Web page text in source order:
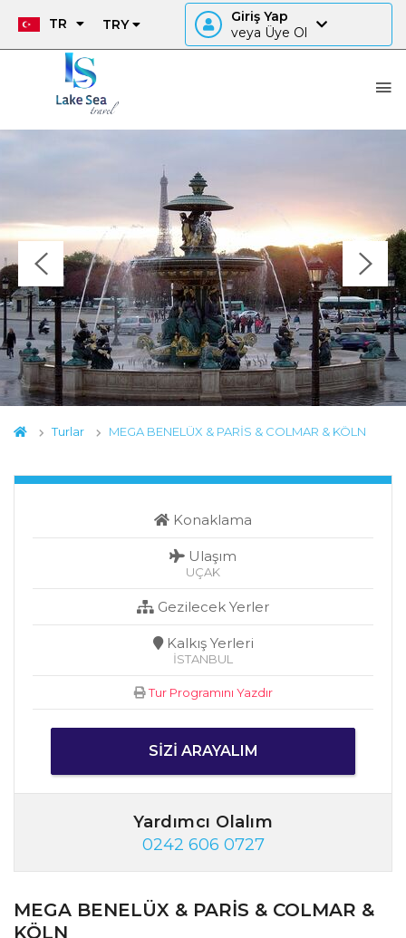
TR TRY
Giriş Yap
veya Üye Ol
Turlar MEGA BENELÜX & PARİS & COLMAR & KÖLN
Konaklama
Ulaşım
UÇAK
Gezilecek Yerler
Kalkış Yerleri
İSTANBUL
Tur Programını Yazdır
SIZI ARAYALIM
Yardımcı Olalım
0242 606 0727
MEGA BENELÜX & PARİS & COLMAR &
KÖLN